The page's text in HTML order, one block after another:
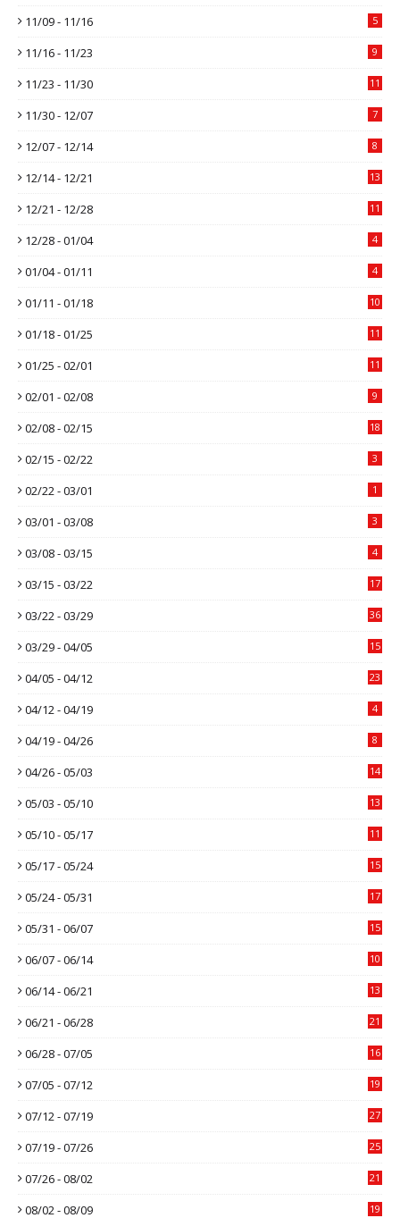
11/09 - 11/16 5
11/16 - 11/23 9
11/23 - 11/30 11
11/30 - 12/07 7
12/07 - 12/14 8
12/14 - 12/21 13
12/21 - 12/28 11
12/28 - 01/04 4
01/04 - 01/11 4
01/11 - 01/18 10
01/18 - 01/25 11
01/25 - 02/01 11
02/01 - 02/08 9
02/08 - 02/15 18
02/15 - 02/22 3
02/22 - 03/01 1
03/01 - 03/08 3
03/08 - 03/15 4
03/15 - 03/22 17
03/22 - 03/29 36
03/29 - 04/05 15
04/05 - 04/12 23
04/12 - 04/19 4
04/19 - 04/26 8
04/26 - 05/03 14
05/03 - 05/10 13
05/10 - 05/17 11
05/17 - 05/24 15
05/24 - 05/31 17
05/31 - 06/07 15
06/07 - 06/14 10
06/14 - 06/21 13
06/21 - 06/28 21
06/28 - 07/05 16
07/05 - 07/12 19
07/12 - 07/19 27
07/19 - 07/26 25
07/26 - 08/02 21
08/02 - 08/09 19